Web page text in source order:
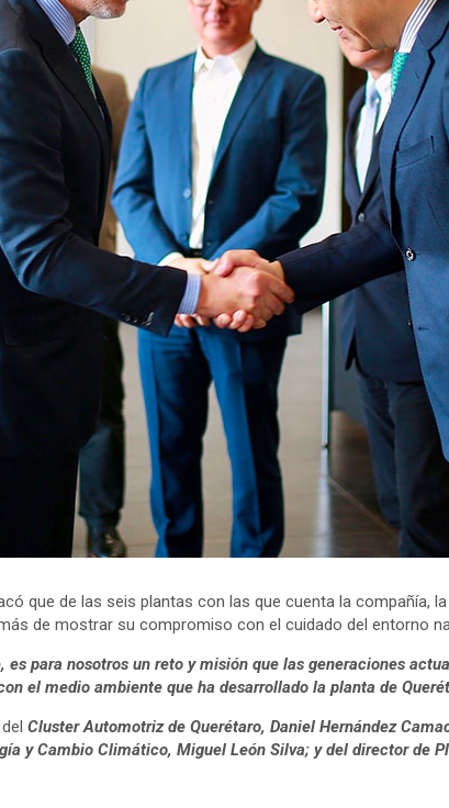
que de las seis plantas con las que cuenta la compañía,
de mostrar su compromiso con el cuidado del entorno
para nosotros un reto y misión que las generaciones
el medio ambiente que ha desarrollado la planta de
Cluster Automotriz de Querétaro, Daniel Hernández
y Cambio Climático, Miguel León Silva; y del director de